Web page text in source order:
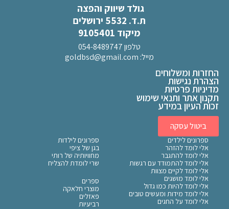
גולד שיווק והפצה
ת.ד. 5532 ירושלים
מיקוד 9105401
טלפון 054-8489747
מייל: goldbsd@gmail.com
החזרות ומשלוחים
הצהרת נגישות
מדיניות פרטיות
תקנון אתר ותנאי שימוש
זכות העיון במידע
ביטול עסקה
ספרונים לילדים
אלי לומד להזהר
אלי לומד להתגבר
אלי לומד להתמודד עם רגשות
אלי לומד לקיים מצוות
אלי לומד מושגים
אלי לומד להיות כמו גדול
אלי לומד מידות ומעשים טובים
אלי לומד על החגים
ספרונים לילדות
בגן של ציפי
מחוויותיה של רותי
שרי לומדת להצליח
ספרים
מוצרי חלאקה
פאזלים
רביעיות